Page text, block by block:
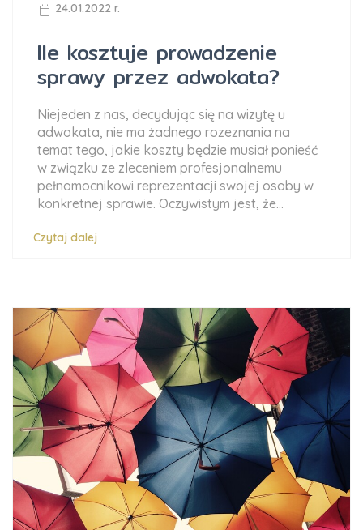
24.01.2022 r.
Ile kosztuje prowadzenie
sprawy przez adwokata?
Niejeden z nas, decydując się na wizytę u
adwokata, nie ma żadnego rozeznania na
temat tego, jakie koszty będzie musiał ponieść
w związku ze zleceniem profesjonalnemu
pełnomocnikowi reprezentacji swojej osoby w
konkretnej sprawie. Oczywistym jest, że...
Czytaj dalej